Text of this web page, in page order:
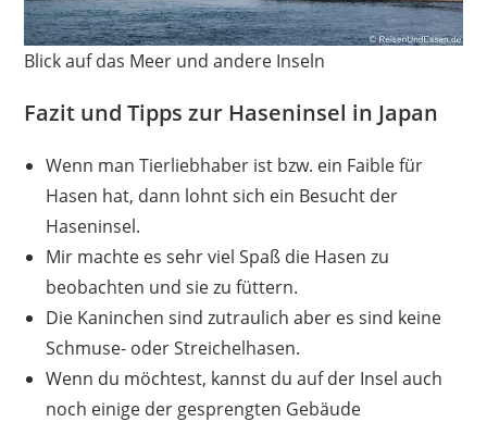
Blick auf das Meer und andere Inseln
Fazit und Tipps zur Haseninsel in Japan
Wenn man Tierliebhaber ist bzw. ein Faible für
Hasen hat, dann lohnt sich ein Besucht der
Haseninsel.
Mir machte es sehr viel Spaß die Hasen zu
beobachten und sie zu füttern.
Die Kaninchen sind zutraulich aber es sind keine
Schmuse- oder Streichelhasen.
Wenn du möchtest, kannst du auf der Insel auch
noch einige der gesprengten Gebäude